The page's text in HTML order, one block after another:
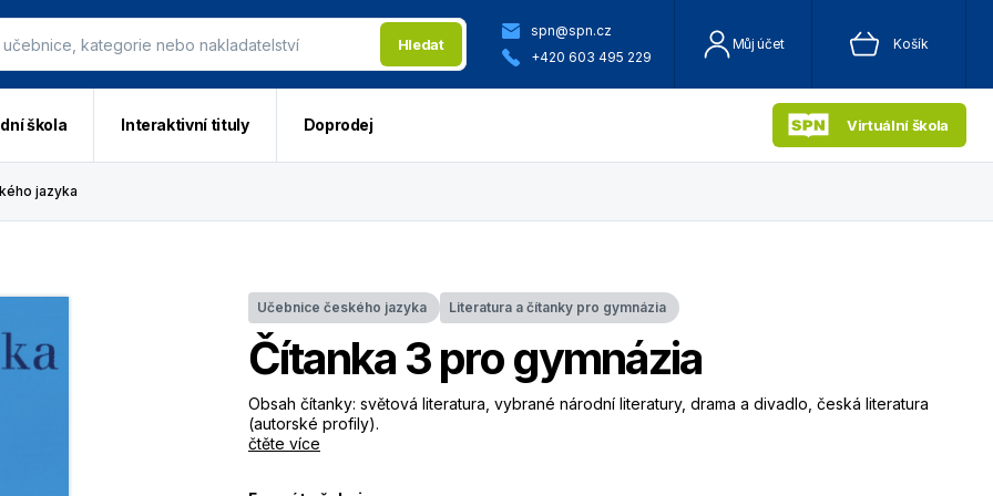
Hledat
spn@spn.cz
+420 603 495 229
Můj účet Košík
škola Interaktivní tituly Doprodej Virtuální škola
jazyka
Učebnice českého jazyka Literatura a čítanky pro gymnázia
Čítanka 3 pro gymnázia
Obsah čítanky: světová literatura, vybrané národní literatury, drama a divadlo, česká literatura
(autorské profily).
čtěte více